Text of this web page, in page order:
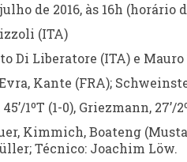
de 2016, às 16h (horário
(ITA)
Di Liberatore (ITA) e
Kante (FRA);
1ºT (1-0), Griezmann, 27’/
Kimmich, Boateng
Técnico: Joachim Löw.